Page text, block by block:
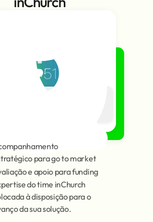
para go to market
e apoio para funding
do time inChurch
à disposição para o
da sua solução.